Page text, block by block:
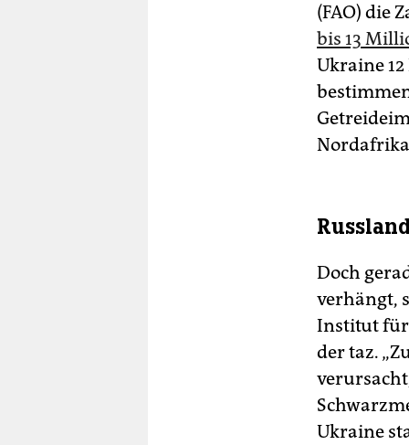
(FAO) die
bis 13
Ukraine
Doch
verhängt,
Institut für
der taz.
Ukraine